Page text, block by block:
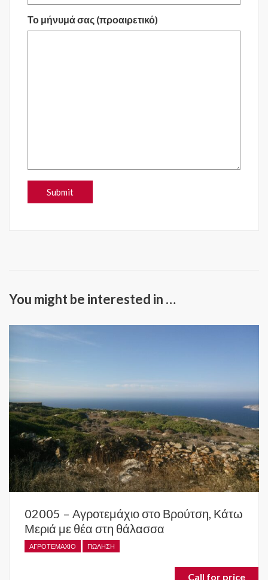
Το μήνυμά σας (προαιρετικό)
You might be interested in …
02005 – Αγροτεμάχιο στο Βρούτση, Κάτω
Μεριά με θέα στη θάλασσα
ΑΓΡΟΤΕΜΆΧΙΟ ΠΏΛΗΣΗ
Call for price